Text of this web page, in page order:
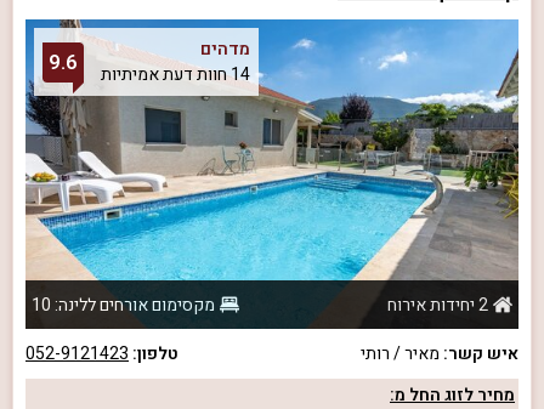
מדהים
14 חוות דעת אמיתיות
9.6
2 יחידות אירוח
מקסימום אורחים ללינה: 10
איש קשר: מאיר / רותי טלפון: 052-9121423
מחיר לזוג החל מ: